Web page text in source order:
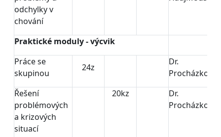
odchylky v
chování
Praktické moduly - výcvik
Práce se
skupinou
24z
Dr.
Procházková
Řešení
problémových
a krizových
situací
20kz
Dr.
Procházková